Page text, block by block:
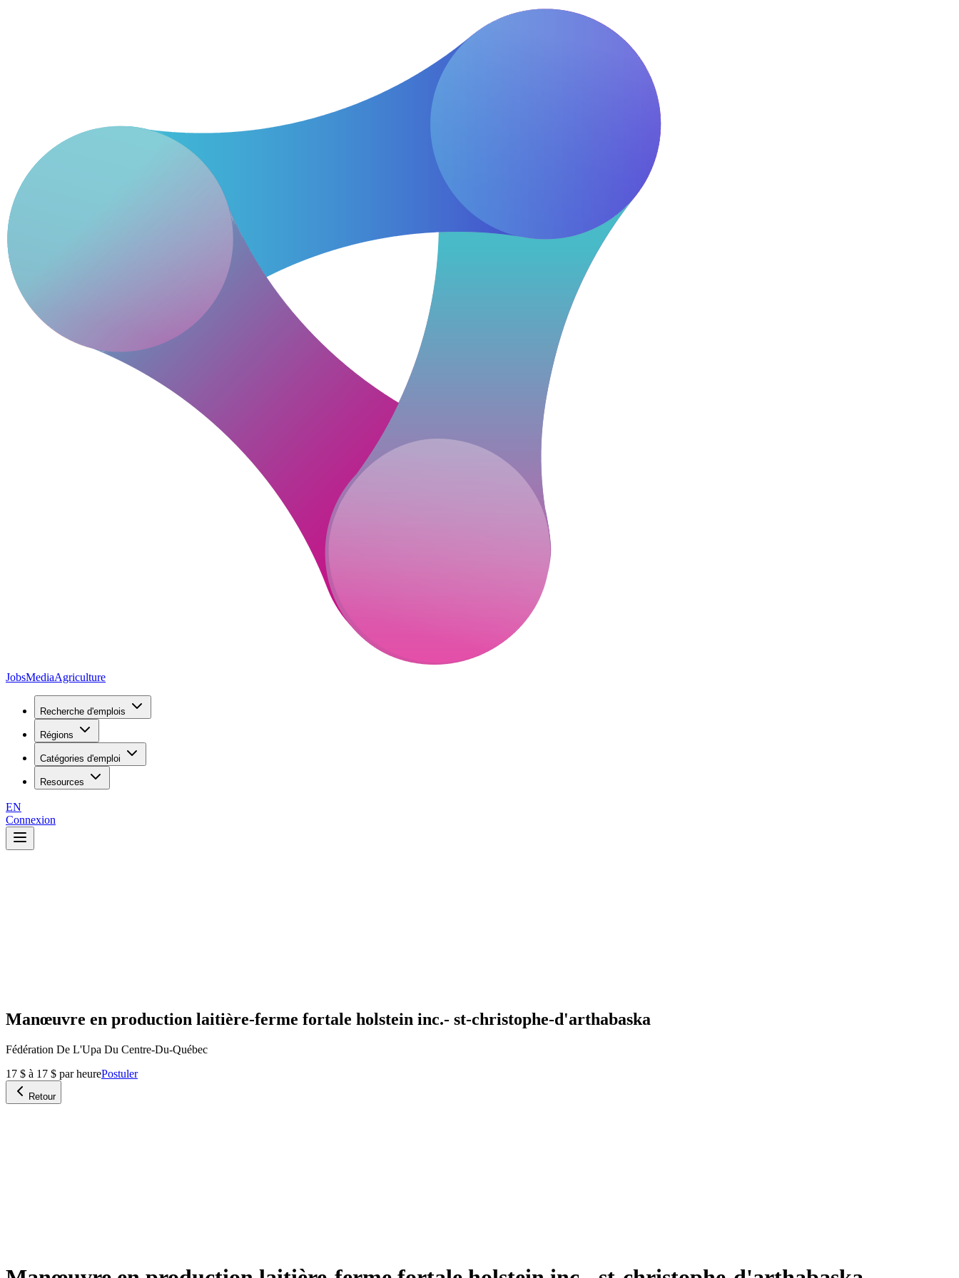
JobsMediaAgriculture
Recherche d'emplois
Régions
Catégories d'emploi
Resources
EN
Connexion
Manœuvre en production laitière-ferme fortale holstein inc.- st-christophe-d'arthabaska
Fédération De L'Upa Du Centre-Du-Québec
17 $ à 17 $ par heurePostuler
Retour